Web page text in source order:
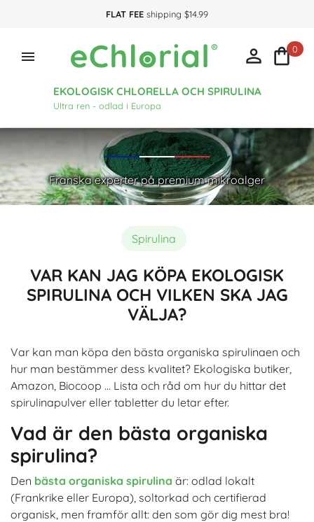
FLAT FEE shipping $14.99

EKOLOGISK CHLORELLA OCH SPIRULINA
Ultra ren - odlad i Europa
 0
Franska experter på premium mikroalger
Spirulina
VAR KAN JAG KÖPA EKOLOGISK
SPIRULINA OCH VILKEN SKA JAG
VÄLJA?
Var kan man köpa den bästa organiska spirulinaen och
hur man bestämmer dess kvalitet? Ekologiska butiker,
Amazon, Biocoop … Lista och råd om hur du hittar det
spirulinapulver eller tabletter du letar efter.
Vad är den bästa organiska
spirulina?
Den bästa organiska spirulina är: odlad lokalt
(Frankrike eller Europa), soltorkad och certifierad
organisk, men framför allt: den som gör dig mest bra!